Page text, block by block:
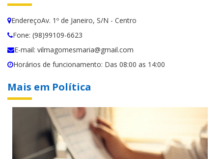
EndereçoAv. 1º de Janeiro, S/N - Centro
Fone: (98)99109-6623
E-mail: vilmagomesmaria@gmail.com
Horários de funcionamento: Das 08:00 as 14:00
Mais em Política